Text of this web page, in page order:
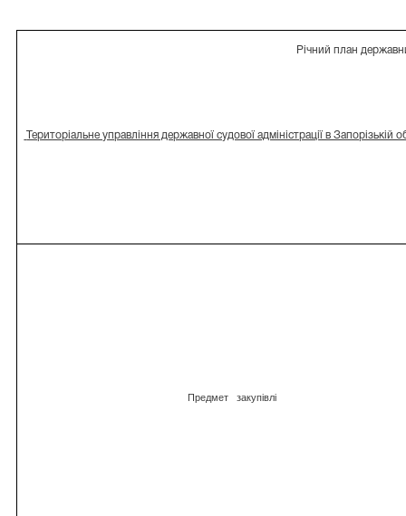
Річний план
Територіальне управління державної судової адміністрації в Запорізькій
Предмет закупівлі